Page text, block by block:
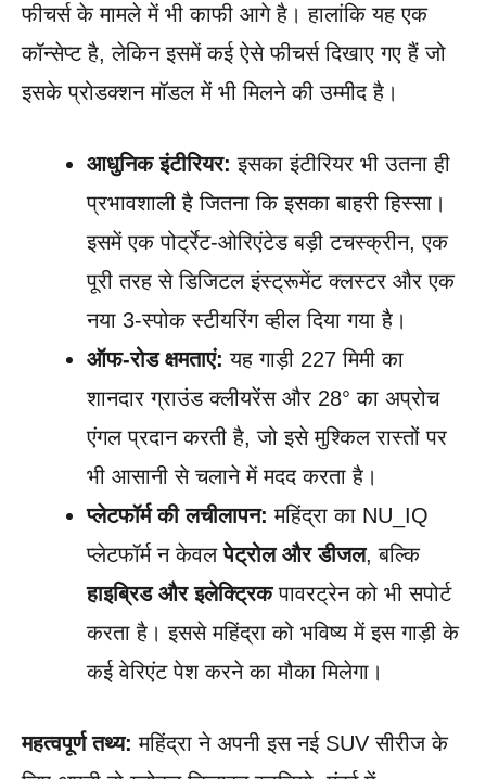
फीचर्स के मामले में भी काफी आगे है। हालांकि यह एक
कॉन्सेप्ट है, लेकिन इसमें कई ऐसे फीचर्स दिखाए गए हैं जो
इसके प्रोडक्शन मॉडल में भी मिलने की उम्मीद है।
आधुनिक इंटीरियर: इसका इंटीरियर भी उतना ही
प्रभावशाली है जितना कि इसका बाहरी हिस्सा।
इसमें एक पोर्ट्रेट-ओरिएंटेड बड़ी टचस्क्रीन, एक
पूरी तरह से डिजिटल इंस्ट्रूमेंट क्लस्टर और एक
नया 3-स्पोक स्टीयरिंग व्हील दिया गया है।
ऑफ-रोड क्षमताएं: यह गाड़ी 227 मिमी का
शानदार ग्राउंड क्लीयरेंस और 28° का अप्रोच
एंगल प्रदान करती है, जो इसे मुश्किल रास्तों पर
भी आसानी से चलाने में मदद करता है।
प्लेटफॉर्म की लचीलापन: महिंद्रा का NU_IQ
प्लेटफॉर्म न केवलपेट्रोल और डीजल, बल्कि
हाइब्रिड और इलेक्ट्रिकपावरट्रेन को भी सपोर्ट
करता है। इससे महिंद्रा को भविष्य में इस गाड़ी के
कई वेरिएंट पेश करने का मौका मिलेगा।
महत्वपूर्ण तथ्य: महिंद्रा ने अपनी इस नई SUV सीरीज के